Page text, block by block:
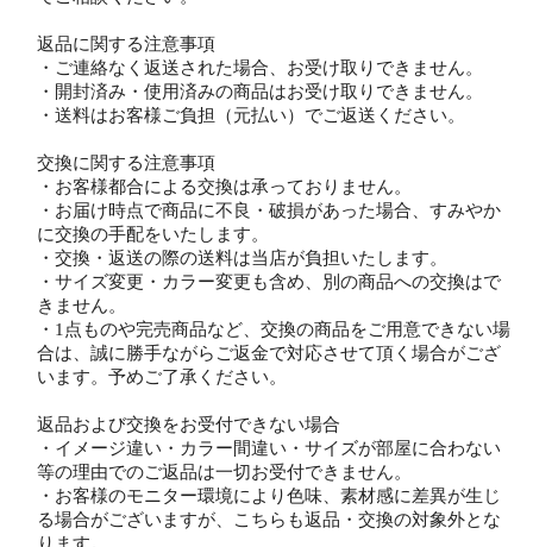
返品に関する注意事項
・ご連絡なく返送された場合、お受け取りできません。
・開封済み・使用済みの商品はお受け取りできません。
・送料はお客様ご負担（元払い）でご返送ください。
交換に関する注意事項
・お客様都合による交換は承っておりません。
・お届け時点で商品に不良・破損があった場合、すみやか
に交換の手配をいたします。
・交換・返送の際の送料は当店が負担いたします。
・サイズ変更・カラー変更も含め、別の商品への交換はで
きません。
・1点ものや完売商品など、交換の商品をご用意できない場
合は、誠に勝手ながらご返金で対応させて頂く場合がござ
います。予めご了承ください。
返品および交換をお受付できない場合
・イメージ違い・カラー間違い・サイズが部屋に合わない
等の理由でのご返品は一切お受付できません。
・お客様のモニター環境により色味、素材感に差異が生じ
る場合がございますが、こちらも返品・交換の対象外とな